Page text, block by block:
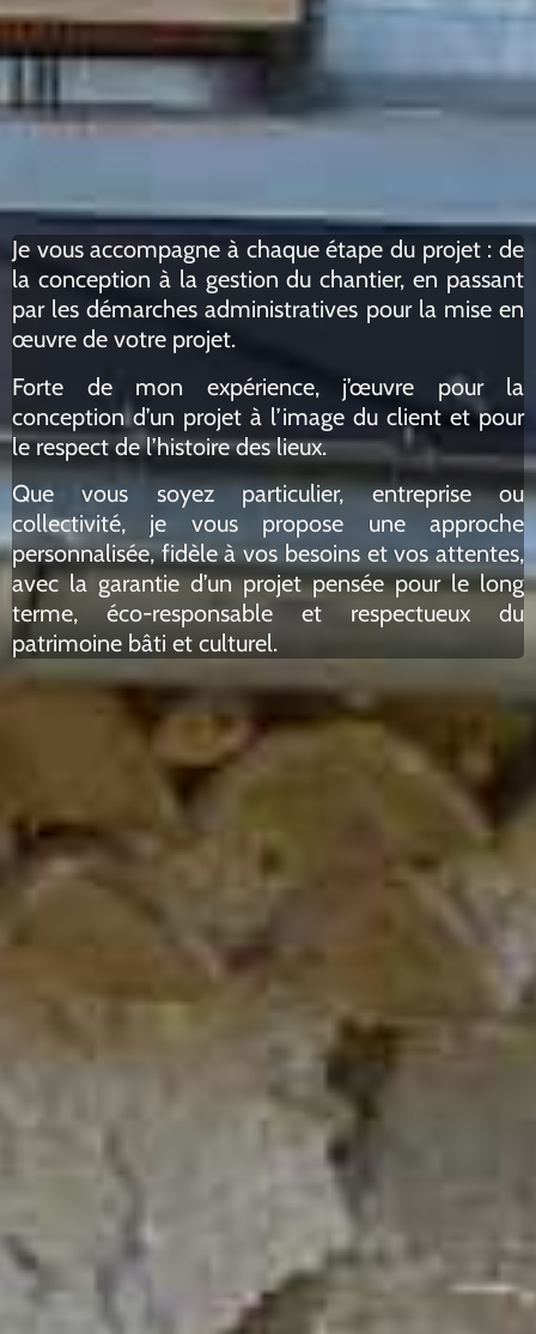
Je vous accompagne à chaque étape du projet : de
la conception à la gestion du chantier, en passant
par les démarches administratives pour la mise en
œuvre de votre projet.
Forte de mon expérience, j’œuvre pour la
conception d’un projet à l’image du clientetpour
le respect de l’histoire des lieux.
Que vous soyez particulier, entreprise ou
collectivité,je vous propose une approche
personnalisée, fidèle à vos besoins et vos attentes,
avec la garantie d’un projetpensée pour le long
terme, éco-responsable et respectueux du
patrimoine bâti et culturel.